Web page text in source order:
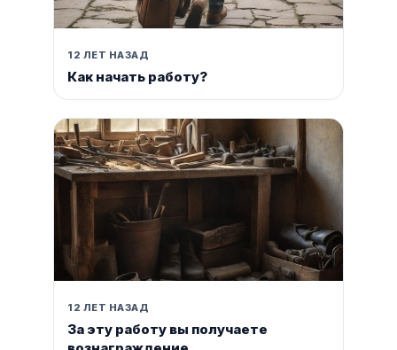
12 ЛЕТ НАЗАД
Как начать работу?
12 ЛЕТ НАЗАД
За эту работу вы получаете